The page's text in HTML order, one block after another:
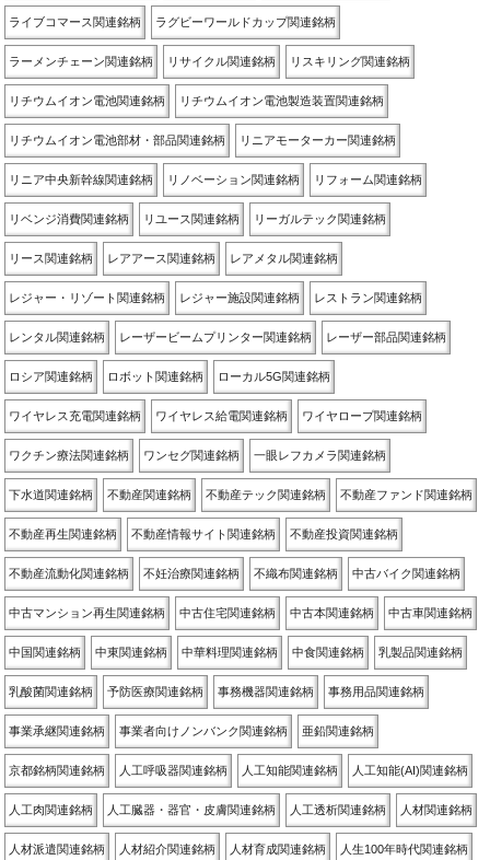
ライブコマース関連銘柄 ラグビーワールドカップ関連銘柄
ラーメンチェーン関連銘柄 リサイクル関連銘柄 リスキリング関連銘柄
リチウムイオン電池関連銘柄 リチウムイオン電池製造装置関連銘柄
リチウムイオン電池部材・部品関連銘柄 リニアモーターカー関連銘柄
リニア中央新幹線関連銘柄 リノベーション関連銘柄 リフォーム関連銘柄
リベンジ消費関連銘柄 リユース関連銘柄 リーガルテック関連銘柄
リース関連銘柄 レアアース関連銘柄 レアメタル関連銘柄
レジャー・リゾート関連銘柄 レジャー施設関連銘柄 レストラン関連銘柄
レンタル関連銘柄 レーザービームプリンター関連銘柄 レーザー部品関連銘柄
ロシア関連銘柄 ロボット関連銘柄 ローカル5G関連銘柄
ワイヤレス充電関連銘柄 ワイヤレス給電関連銘柄 ワイヤロープ関連銘柄
ワクチン療法関連銘柄 ワンセグ関連銘柄 一眼レフカメラ関連銘柄
下水道関連銘柄 不動産関連銘柄 不動産テック関連銘柄 不動産ファンド関連銘柄
不動産再生関連銘柄 不動産情報サイト関連銘柄 不動産投資関連銘柄
不動産流動化関連銘柄 不妊治療関連銘柄 不織布関連銘柄 中古バイク関連銘柄
中古マンション再生関連銘柄 中古住宅関連銘柄 中古本関連銘柄 中古車関連銘柄
中国関連銘柄 中東関連銘柄 中華料理関連銘柄 中食関連銘柄 乳製品関連銘柄
乳酸菌関連銘柄 予防医療関連銘柄 事務機器関連銘柄 事務用品関連銘柄
事業承継関連銘柄 事業者向けノンバンク関連銘柄 亜鉛関連銘柄
京都銘柄関連銘柄 人工呼吸器関連銘柄 人工知能関連銘柄 人工知能(AI)関連銘柄
人工肉関連銘柄 人工臓器・器官・皮膚関連銘柄 人工透析関連銘柄 人材関連銘柄
人材派遣関連銘柄 人材紹介関連銘柄 人材育成関連銘柄 人生100年時代関連銘柄